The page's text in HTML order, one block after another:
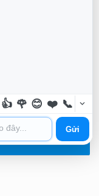
👍 🌹 😊 ❤️ 📞
Gửi